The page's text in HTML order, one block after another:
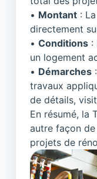
• Montant :
directement
•Conditions :
un logement
• Démarches
travaux
de détails,
En résumé, la
autre façon
projets de